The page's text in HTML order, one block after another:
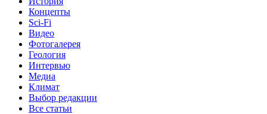
Концепты
Sci-Fi
Видео
Фотогалерея
Геология
Интервью
Медиа
Климат
Выбор редакции
Все статьи